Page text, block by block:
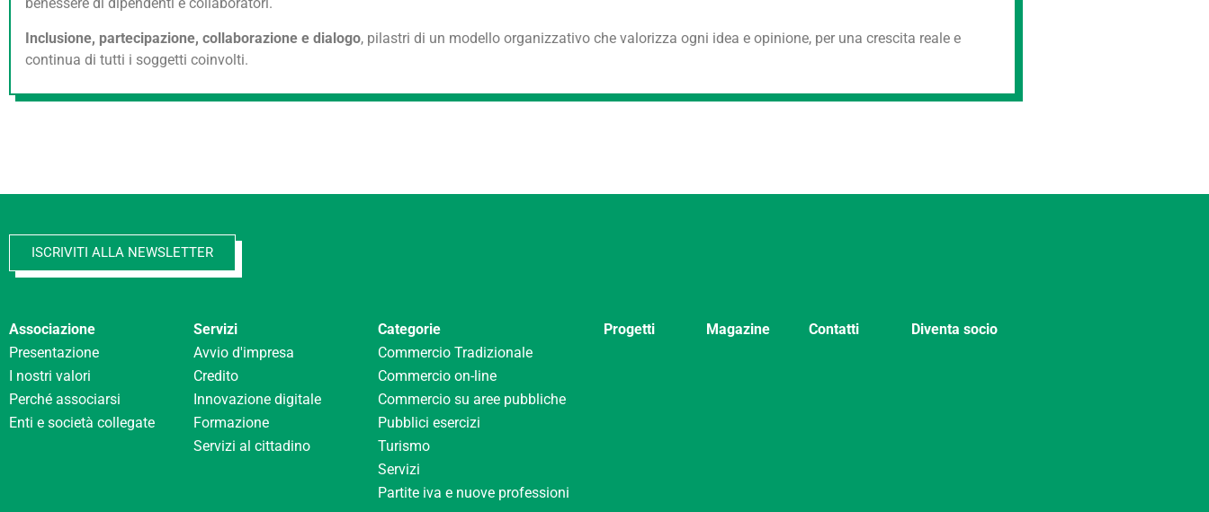
Inclusione, partecipazione, collaborazione e dialogo, pilastri di un modello organizzativo che valorizza ogni idea e opinione, per una crescita reale e
continua di tutti i soggetti coinvolti.
ISCRIVITI ALLA NEWSLETTER
Associazione
Presentazione
I nostri valori
Perché associarsi
Enti e società collegate
Servizi
Avvio d'impresa
Credito
Innovazione digitale
Formazione
Servizi al cittadino
Categorie
Commercio Tradizionale
Commercio on-line
Commercio su aree pubbliche
Pubblici esercizi
Turismo
Servizi
Partite iva e nuove professioni
Progetti Magazine Contatti Diventa socio